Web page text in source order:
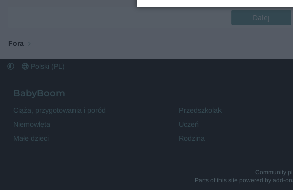
Dalej
Fora
Polski (PL)
BabyBoom
Ciąża, przygotowania i poród
Niemowlęta
Małe dzieci
Przedszkolak
Uczeń
Rodzina
Community
Parts of this site powered by add-